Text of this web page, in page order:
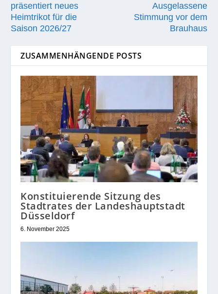
präsentiert neues
Heimtrikot für die
Saison 2026/27
Ausgelassene
Stimmung vor dem
Brauhaus
ZUSAMMENHÄNGENDE POSTS
Konstituierende Sitzung des
Stadtrates der Landeshauptstadt
Düsseldorf
6. November 2025